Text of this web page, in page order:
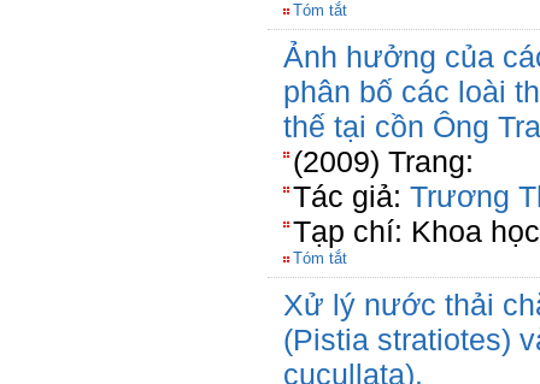
Tóm tắt
Ảnh hưởng của
phân bố các loài
thế tại cồn Ông
(2009) Trang:
Tác giả: Trương
Tạp chí: Khoa
Tóm tắt
Xử lý nước thải
(Pistia stratiotes)
cucullata).